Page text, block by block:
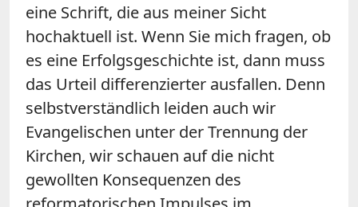
eine Schrift, die aus meiner Sicht
hochaktuell ist. Wenn Sie mich fragen, ob
es eine Erfolgsgeschichte ist, dann muss
das Urteil differenzierter ausfallen. Denn
selbstverständlich leiden auch wir
Evangelischen unter der Trennung der
Kirchen, wir schauen auf die nicht
gewollten Konsequenzen des